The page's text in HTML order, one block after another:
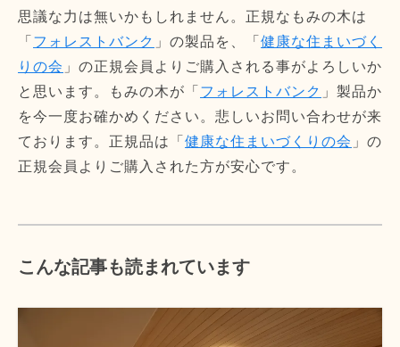
思議な力は無いかもしれません。正規なもみの木は
「 フォレストバンク 」の製品を、「 健康な住まいづく
りの会 」の正規会員よりご購入される事がよろしいか
と思います。もみの木が「 フォレストバンク 」製品か
を今一度お確かめください。悲しいお問い合わせが来
ております。正規品は「 健康な住まいづくりの会 」の
正規会員よりご購入された方が安心です。
こんな記事も読まれています